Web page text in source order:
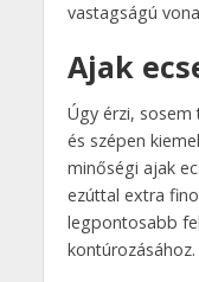
vastagságú
Ajak
Úgy érzi,
és szépen
minőségi ajak
ezúttal extra
legpontosabb
kontúrozásához.